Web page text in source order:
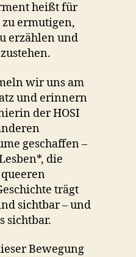
heißt für
ermutigen,
erzählen und
wir uns am
und erinnern
der HOSI
geschaffen –
die
trägt
sichtbar – und
sichtbar.
Bewegung